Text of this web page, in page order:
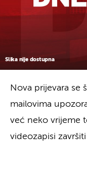
Slika nije dostupna
Nova prijevara se
mailovima
već neko vrijeme
videozapisi